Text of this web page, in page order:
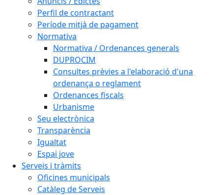
Perfil de contractant
Període mitjà de pagament
Normativa
Normativa / Ordenances generals
DUPROCIM
Consultes prèvies a l'elaboració d'una
ordenança o reglament
Ordenances fiscals
Urbanisme
Seu electrònica
Transparència
Igualtat
Espai jove
Serveis i tràmits
Oficines municipals
Catàleg de Serveis